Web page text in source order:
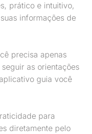
prático e intuitivo,
informações de
precisa apenas
seguir as orientações
guia você
para
diretamente pelo